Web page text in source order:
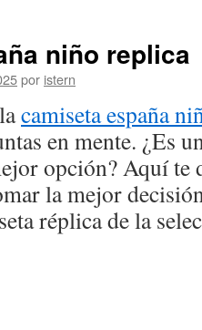
2025
niño replica
por istern
camiseta españa
en mente. ¿Es
opción? Aquí te
la mejor
réplica de la